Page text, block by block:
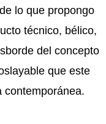
lo que propongo
técnico, bélico,
del concepto
que este
contemporánea.